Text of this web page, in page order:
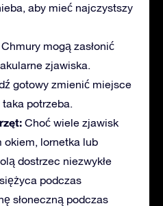
aby mieć najczystszy
Chmury mogą zasłonić
zjawiska.
gotowy zmienić miejsce
potrzeba.
Choć wiele zjawisk
okiem, lornetka lub
dostrzec niezwykłe
podczas
słoneczną podczas